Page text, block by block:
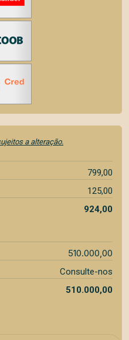
a alteração.
799,00
125,00
924,00
510.000,00
Consulte-nos
510.000,00